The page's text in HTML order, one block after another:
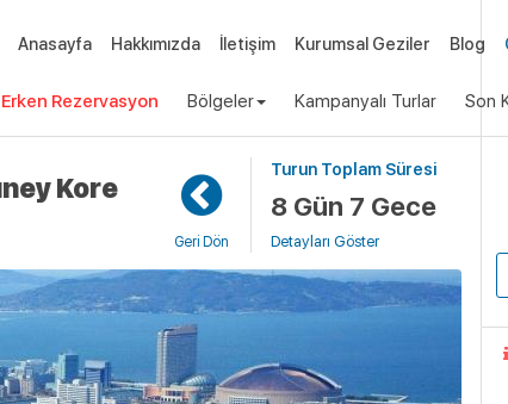
Anasayfa Hakkımızda İletişim Kurumsal Geziler Blog
Erken Rezervasyon Bölgeler Kampanyalı Turlar Son
Kore
Geri Dön
Turun Toplam Süresi
8 Gün 7 Gece
Detayları Göster